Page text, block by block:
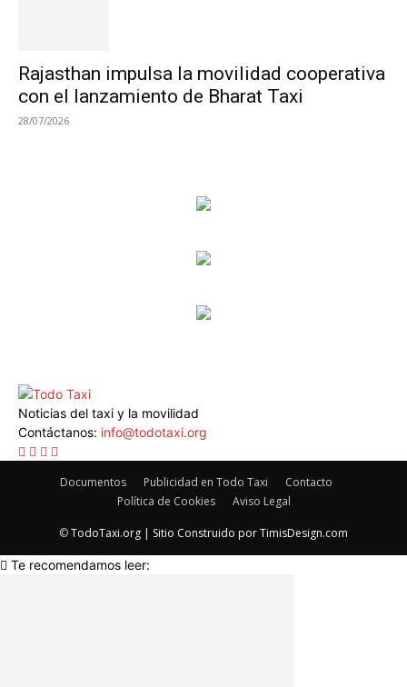
Rajasthan impulsa la movilidad cooperativa
con el lanzamiento de Bharat Taxi
28/07/2026
Noticias del taxi y la movilidad
Contáctanos: info@todotaxi.org
Documentos Publicidad en Todo Taxi
Contacto
Política de Cookies
Aviso Legal
©TodoTaxi.org | Sitio Construido porTimisDesign.com
Te recomendamos leer: